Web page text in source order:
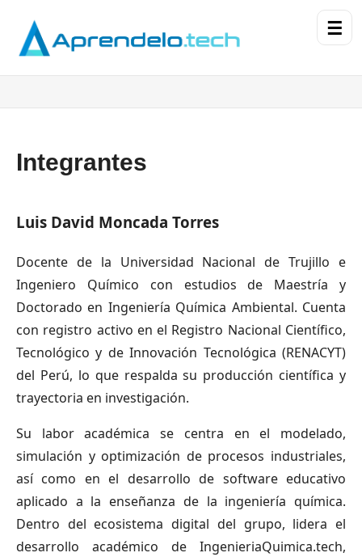
☰
Integrantes
Luis David Moncada Torres
Docente de la Universidad Nacional de Trujillo e
Ingeniero Químico con estudios de Maestría y
Doctorado en Ingeniería Química Ambiental. Cuenta
con registro activo en el Registro Nacional Científico,
Tecnológico y de Innovación Tecnológica (RENACYT)
del Perú, lo que respalda su producción científica y
trayectoria en investigación.
Su labor académica se centra en el modelado,
simulación y optimización de procesos industriales,
así como en el desarrollo de software educativo
aplicado a la enseñanza de la ingeniería química.
Dentro del ecosistema digital del grupo, lidera el
desarrollo académico de IngenieriaQuimica.tech,